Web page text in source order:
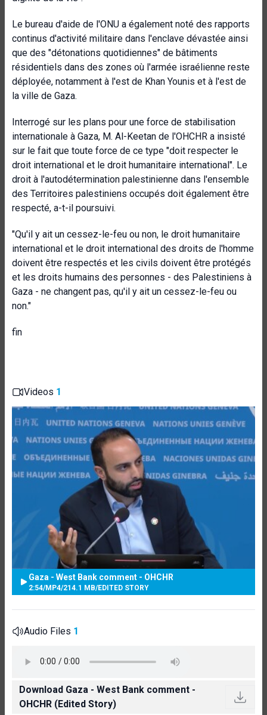
Le bureau d'aide de l'ONU a également noté des rapports
continus d'activité militaire dans l'enclave dévastée ainsi
que des "détonations quotidiennes" de bâtiments
résidentiels dans des zones où l'armée israélienne reste
déployée, notamment à l'est de Khan Younis et à l'est de
la ville de Gaza.
Interrogé sur les plans pour une force de stabilisation
internationale à Gaza, M. Al-Keetan de l'OHCHR a insisté
sur le fait que toute force de ce type "doit respecter le
droit international et le droit humanitaire international". Le
droit à l'autodétermination palestinienne dans l'ensemble
des Territoires palestiniens occupés doit également être
respecté, a-t-il poursuivi.
"Qu'il y ait un cessez-le-feu ou non, le droit humanitaire
international et le droit international des droits de l'homme
doivent être respectés et les civils doivent être protégés
et les droits humains des personnes - des Palestiniens à
Gaza - ne changent pas, qu'il y ait un cessez-le-feu ou
non."
fin
Videos 1
Gaza - West Bank comment - OHCHR
2:54/MP4/214.1 MB/EDITED STORY
Audio Files 1
Download Gaza - West Bank comment -
OHCHR (Edited Story)